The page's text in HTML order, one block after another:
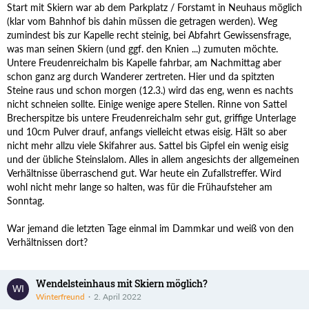
Start mit Skiern war ab dem Parkplatz / Forstamt in Neuhaus möglich
(klar vom Bahnhof bis dahin müssen die getragen werden). Weg
zumindest bis zur Kapelle recht steinig, bei Abfahrt Gewissensfrage,
was man seinen Skiern (und ggf. den Knien ...) zumuten möchte.
Untere Freudenreichalm bis Kapelle fahrbar, am Nachmittag aber
schon ganz arg durch Wanderer zertreten. Hier und da spitzten
Steine raus und schon morgen (12.3.) wird das eng, wenn es nachts
nicht schneien sollte. Einige wenige apere Stellen. Rinne von Sattel
Brecherspitze bis untere Freudenreichalm sehr gut, griffige Unterlage
und 10cm Pulver drauf, anfangs vielleicht etwas eisig. Hält so aber
nicht mehr allzu viele Skifahrer aus. Sattel bis Gipfel ein wenig eisig
und der übliche Steinslalom. Alles in allem angesichts der allgemeinen
Verhältnisse überraschend gut. War heute ein Zufallstreffer. Wird
wohl nicht mehr lange so halten, was für die Frühaufsteher am
Sonntag.
War jemand die letzten Tage einmal im Dammkar und weiß von den
Verhältnissen dort?
Wendelsteinhaus mit Skiern möglich?
Winterfreund 2. April 2022